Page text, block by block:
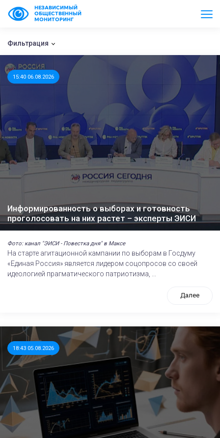
НЕЗАВИСИМЫЙ
ОБЩЕСТВЕННЫЙ
МОНИТОРИНГ
Фильтрация
15:40 06.08.2026
Информированность о выборах и готовность
проголосовать на них растет – эксперты ЭИСИ
Фото: канал "ЭИСИ - Повестка дня" в Максе
На старте агитационной кампании по выборам в Госдуму
«Единая Россия» является лидером соцопросов со своей
идеологией прагматического патриотизма, ...
Далее
18:43 05.08.2026